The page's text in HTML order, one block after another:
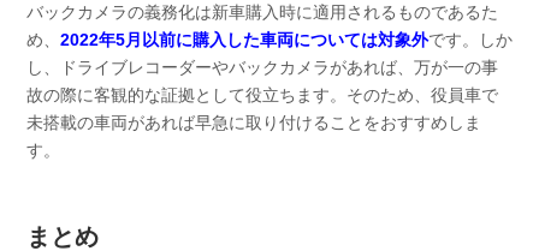
バックカメラの義務化は新車購入時に適用されるものであるた
め、 2022年5月以前に購入した車両については対象外です。しか
し、ドライブレコーダーやバックカメラがあれば、万が一の事
故の際に客観的な証拠として役立ちます。そのため、役員車で
未搭載の車両があれば早急に取り付けることをおすすめしま
す。
まとめ